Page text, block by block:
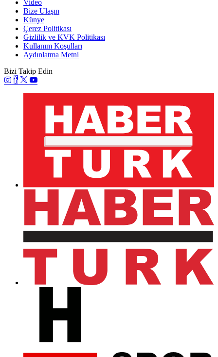
Video
Bize Ulaşın
Künye
Çerez Politikası
Gizlilik ve KVK Politikası
Kullanım Koşulları
Aydınlatma Metni
Bizi Takip Edin